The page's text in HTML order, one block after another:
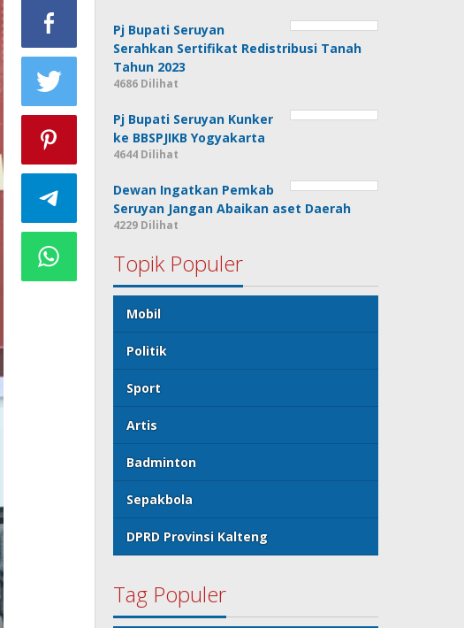
Pj Bupati Seruyan
Serahkan Sertifikat Redistribusi Tanah
Tahun 2023
4686 Dilihat
Pj Bupati Seruyan Kunker
ke BBSPJIKB Yogyakarta
4644 Dilihat
Dewan Ingatkan Pemkab
Seruyan Jangan Abaikan aset Daerah
4229 Dilihat
Topik Populer
Mobil
Politik
Sport
Artis
Badminton
Sepakbola
DPRD Provinsi Kalteng
Tag Populer